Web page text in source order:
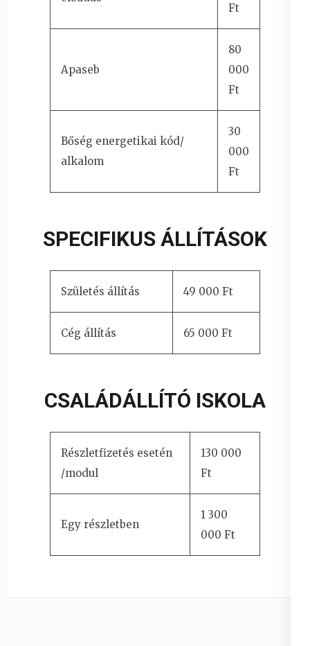
Ft
Apaseb
80
000
Ft
Bőség energetikai kód/
alkalom
30
000
Ft
SPECIFIKUS ÁLLÍTÁSOK
Születés állítás 49 000 Ft
Cég állítás 65 000 Ft
CSALÁDÁLLÍTÓ ISKOLA
Részletfizetés esetén
/modul
130 000
Ft
Egy részletben
1 300
000 Ft